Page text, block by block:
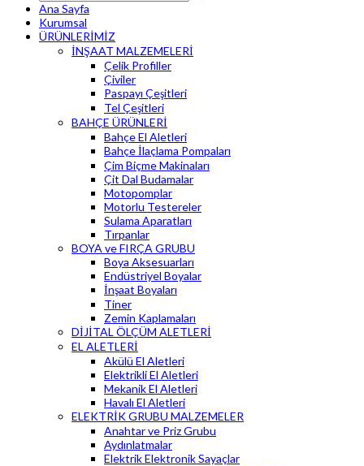
Ana Sayfa
Kurumsal
ÜRÜNLERİMİZ
İNŞAAT MALZEMELERİ
Çelik Profiller
Çiviler
Paspayı Çeşitleri
Tel Çeşitleri
BAHÇE ÜRÜNLERİ
Bahçe El Aletleri
Bahçe İlaçlama Pompaları
Çim Biçme Makinaları
Çit Dal Budamalar
Motopomplar
Motorlu Testereler
Sulama Aparatları
Tırpanlar
BOYA ve FIRÇA GRUBU
Boya Aksesuarları
Endüstriyel Boyalar
İnşaat Boyaları
Tiner
Zemin Kaplamaları
DİJİTAL ÖLÇÜM ALETLERİ
EL ALETLERİ
Akülü El Aletleri
Elektrikli El Aletleri
Mekanik El Aletleri
Havalı El Aletleri
ELEKTRİK GRUBU MALZEMELER
Anahtar ve Priz Grubu
Aydınlatmalar
Elektrik Elektronik Sayaçlar